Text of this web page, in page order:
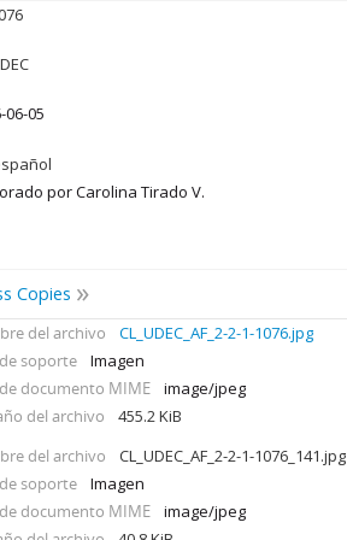
06-05
por Carolina Tirado V.
Copies
del archivo
CL_UDEC_AF_2-2-1-1076.jpg
soporte
Imagen
documento MIME
image/jpeg
del archivo
455.2 KiB
del archivo
CL_UDEC_AF_2-2-1-1076_141.jpg
soporte
Imagen
documento MIME
image/jpeg